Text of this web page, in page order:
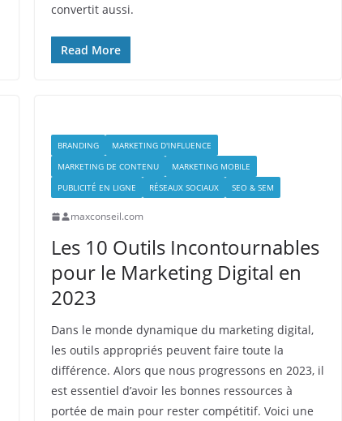
convertit aussi.
Read More
BRANDING
MARKETING D'INFLUENCE
MARKETING DE CONTENU
MARKETING MOBILE
PUBLICITÉ EN LIGNE
RÉSEAUX SOCIAUX SEO & SEM
maxconseil.com
Les 10 Outils Incontournables
pour le Marketing Digital en
2023
Dans le monde dynamique du marketing digital,
les outils appropriés peuvent faire toute la
différence. Alors que nous progressons en 2023, il
est essentiel d’avoir les bonnes ressources à
portée de main pour rester compétitif. Voici une